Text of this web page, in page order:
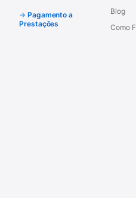
Pagamento a
Prestações
Blog
Como